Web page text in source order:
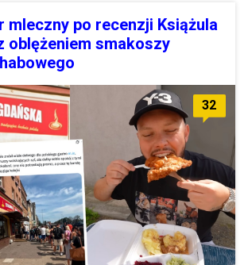
mleczny po recenzji Książula
oblężeniem smakoszy
32